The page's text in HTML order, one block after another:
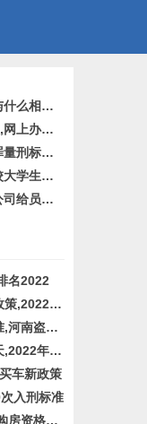
老保险制度
证办理流程
准2022
件及待遇
一般多少钱
名2022
报销最新政策
案标准2021
定假日是几天
车新政策
入刑标准
新政策2022